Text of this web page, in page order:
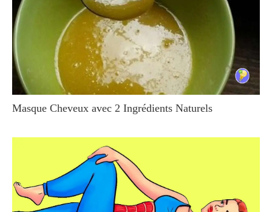
Masque Cheveux avec 2 Ingrédients Naturels